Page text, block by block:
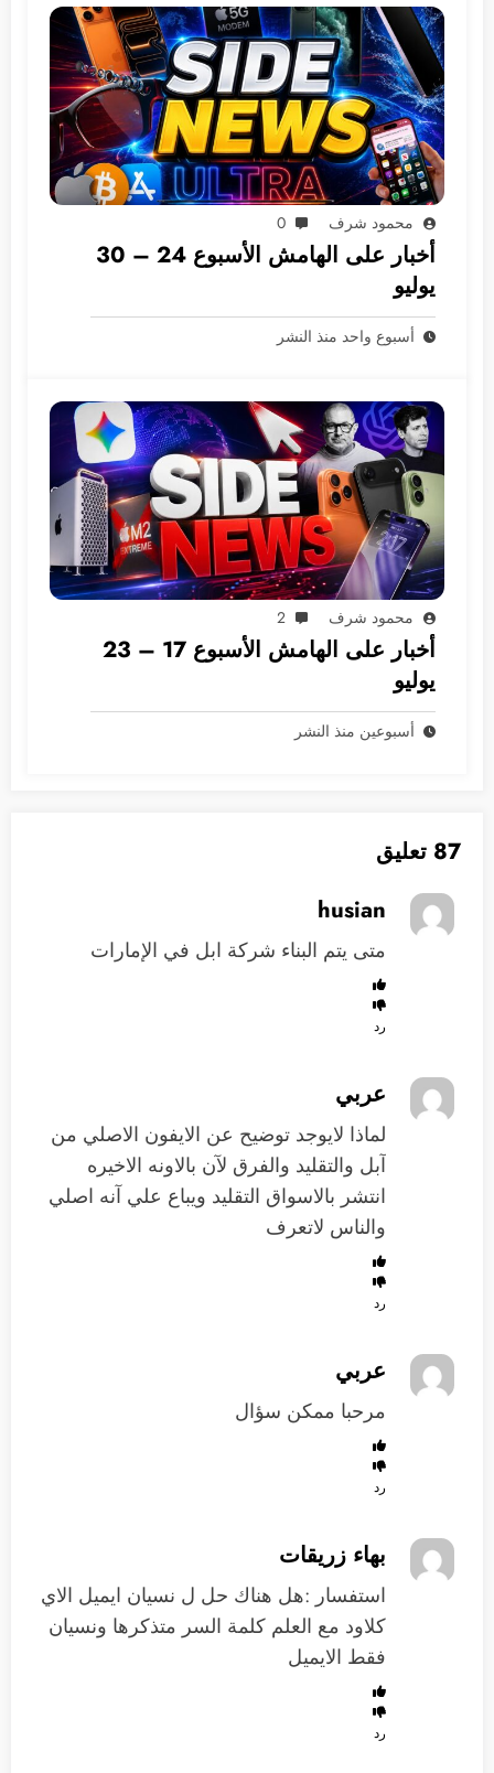
محمود شرف 0
أخبار على الهامش الأسبوع 24 – 30
يوليو
أسبوع واحد منذ النشر
محمود شرف 2
أخبار على الهامش الأسبوع 17 – 23
يوليو
أسبوعين منذ النشر
87 تعليق
husian
متى يتم البناء شركة ابل في الإمارات
رد
عربي
لماذا لايوجد توضيح عن الايفون الاصلي من
آبل والتقليد والفرق لآن بالاونه الاخيره
انتشر بالاسواق التقليد ويباع علي آنه اصلي
والناس لاتعرف
رد
عربي
مرحبا ممكن سؤال
رد
بهاء زريقات
استفسار :هل هناك حل ل نسيان ايميل الاي
كلاود مع العلم كلمة السر متذكرها ونسيان
فقط الايميل
رد